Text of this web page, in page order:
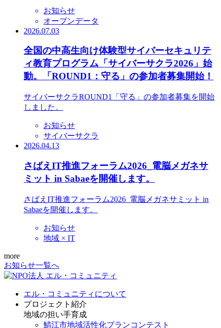
お知らせ
オープンデータ
2026.07.03
全国の中高生向け体験型サイバーセキュリテ
ィ教育プログラム「サイバーサクラ2026」始
動。「ROUND1：守る」の参加者募集開始！
サイバーサクラROUND1「守る」の参加者募集を開始
しました。
お知らせ
サイバーサクラ
2026.04.13
さばえIT推進フォーラム2026_電脳メガネサ
ミット in Sabaeを開催します。
さばえIT推進フォーラム2026_電脳メガネサミット in
Sabaeを開催します。
お知らせ
地域 × IT
more
お知らせ一覧へ
エル・コミュニティについて
プロジェクト紹介
地域の担い手育成
鯖江市地域活性化プランコンテスト